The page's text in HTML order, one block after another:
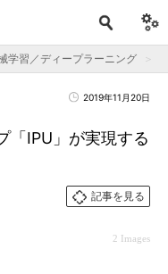
学習／ディープラーニング
2019年11月20日
IPU」が実現する
記事を見る
2 Images